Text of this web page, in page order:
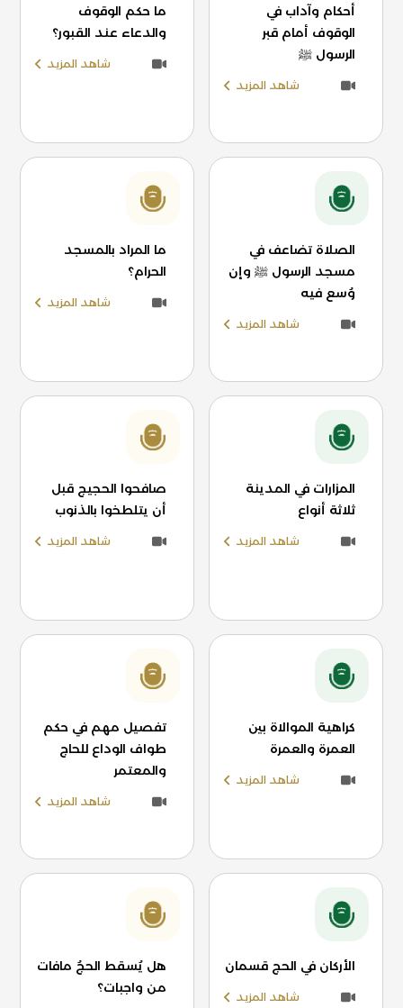
أحكام وآداب في
الوقوف أمام قبر
الرسول ﷺ
شاهد المزيد
ما حكم الوقوف
والدعاء عند القبور؟
شاهد المزيد
الصلاة تضاعف في
مسجد الرسول ﷺ وإن
وُسع فيه
شاهد المزيد
ما المراد بالمسجد
الحرام؟
شاهد المزيد
المزارات في المدينة
ثلاثة أنواع
شاهد المزيد
صافحوا الحجيج قبل
أن يتلطخوا بالذنوب
شاهد المزيد
كراهية الموالاة بين
العمرة والعمرة
شاهد المزيد
تفصيل مهم في حكم
طواف الوداع للحاج
والمعتمر
شاهد المزيد
الأركان في الحج قسمان
شاهد المزيد
هل يُسقط الحجُ مافات
من واجبات؟